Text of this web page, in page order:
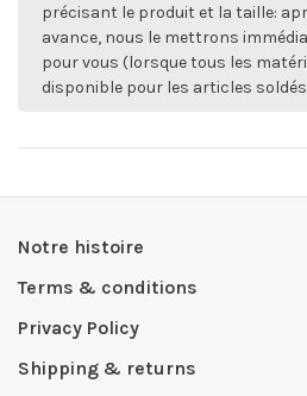
précisant le produit et la taille:
avance, nous le mettrons
pour vous (lorsque tous les
disponible pour les articles
Notre histoire
Terms & conditions
Privacy Policy
Shipping & returns